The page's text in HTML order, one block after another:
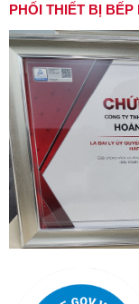
PHỐI THIẾT BỊ